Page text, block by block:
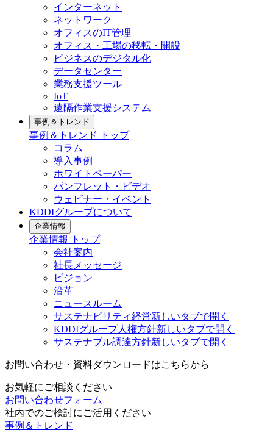
インターネット
ネットワーク
オフィスのIT管理
オフィス・工場の移転・開設
ビジネスのデジタル化
データセンター
業務支援ツール
IoT
遠隔作業支援システム
事例＆トレンド
事例＆トレンド
トップ
コラム
導入事例
ホワイトペーパー
パンフレット・ビデオ
ウェビナー・イベント
KDDIグループについて
企業情報
企業情報
トップ
会社案内
社長メッセージ
ビジョン
沿革
ニュースルーム
サステナビリティ経営新しいタブで開く
KDDIグループ人権方針新しいタブで開く
サステナブル調達方針新しいタブで開く
お問い合わせ・資料ダウンロードはこちらから
お気軽にご相談ください
お問い合わせフォーム
社内でのご検討にご活用ください
事例＆トレンド